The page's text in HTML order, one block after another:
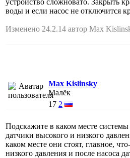
воды и если насос не отключится
Изменено 24.2.14 автор Max
Max Kislinsky
Малёк
17 2
Подскажите в каком месте
датчики высокого и низкого
каком месте они стоят, главное,
низкого давления и после насоса